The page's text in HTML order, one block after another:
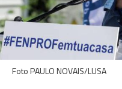
Foto PAULO NOVAIS/LUSA